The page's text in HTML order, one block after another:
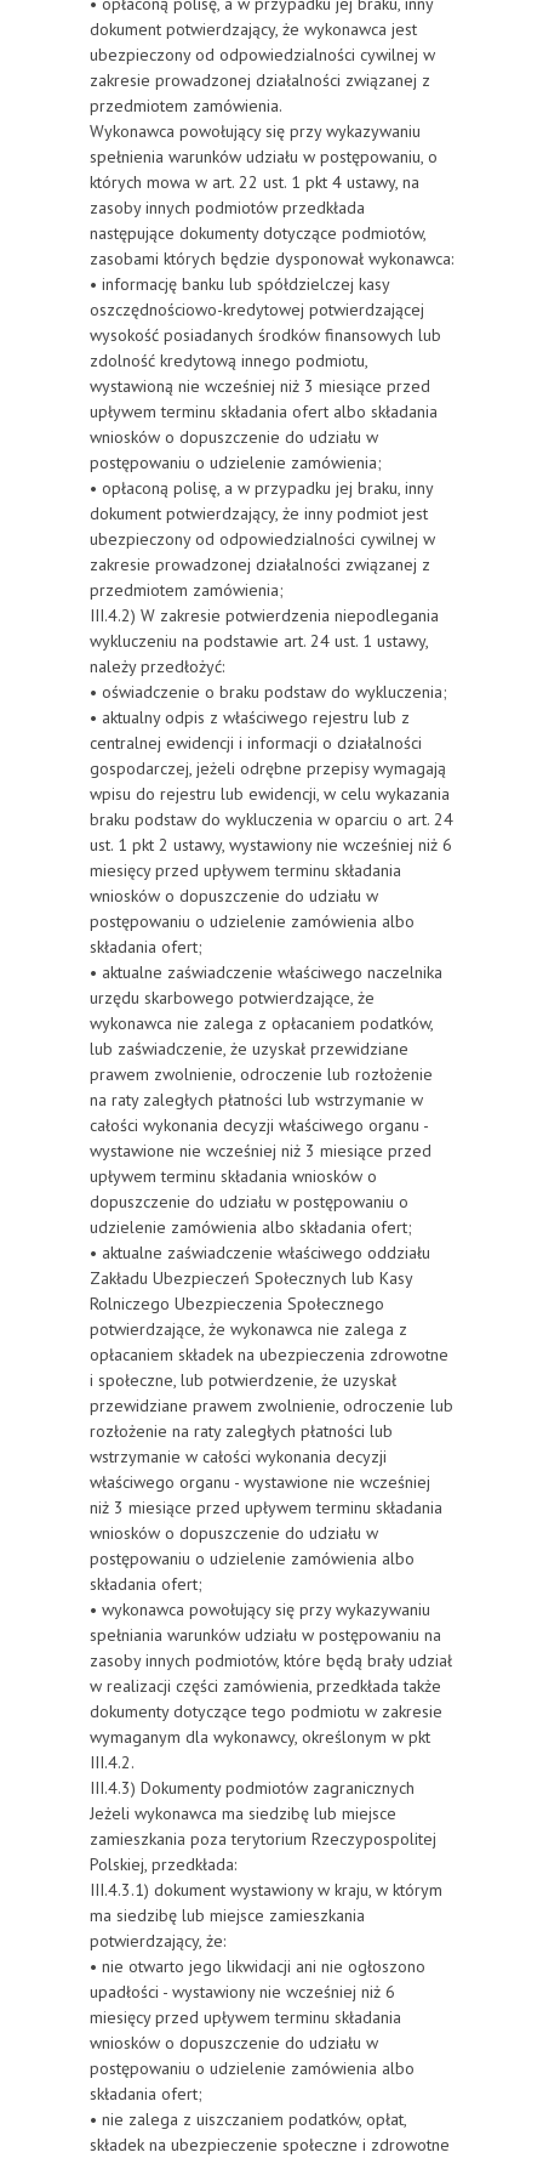
dokument potwierdzający, że wykonawca jest
ubezpieczony od odpowiedzialności cywilnej w
zakresie prowadzonej działalności związanej z
przedmiotem zamówienia.
Wykonawca powołujący się przy wykazywaniu
spełnienia warunków udziału w postępowaniu, o
których mowa w art. 22 ust. 1 pkt 4 ustawy, na
zasoby innych podmiotów przedkłada
następujące dokumenty dotyczące podmiotów,
zasobami których będzie dysponował wykonawca:
• informację banku lub spółdzielczej kasy
oszczędnościowo-kredytowej potwierdzającej
wysokość posiadanych środków finansowych lub
zdolność kredytową innego podmiotu,
wystawioną nie wcześniej niż 3 miesiące przed
upływem terminu składania ofert albo składania
wniosków o dopuszczenie do udziału w
postępowaniu o udzielenie zamówienia;
• opłaconą polisę, a w przypadku jej braku, inny
dokument potwierdzający, że inny podmiot jest
ubezpieczony od odpowiedzialności cywilnej w
zakresie prowadzonej działalności związanej z
przedmiotem zamówienia;
III.4.2) W zakresie potwierdzenia niepodlegania
wykluczeniu na podstawie art. 24 ust. 1 ustawy,
należy przedłożyć:
• oświadczenie o braku podstaw do wykluczenia;
• aktualny odpis z właściwego rejestru lub z
centralnej ewidencji i informacji o działalności
gospodarczej, jeżeli odrębne przepisy wymagają
wpisu do rejestru lub ewidencji, w celu wykazania
braku podstaw do wykluczenia w oparciu o art. 24
ust. 1 pkt 2 ustawy, wystawiony nie wcześniej niż 6
miesięcy przed upływem terminu składania
wniosków o dopuszczenie do udziału w
postępowaniu o udzielenie zamówienia albo
składania ofert;
• aktualne zaświadczenie właściwego naczelnika
urzędu skarbowego potwierdzające, że
wykonawca nie zalega z opłacaniem podatków,
lub zaświadczenie, że uzyskał przewidziane
prawem zwolnienie, odroczenie lub rozłożenie
na raty zaległych płatności lub wstrzymanie w
całości wykonania decyzji właściwego organu -
wystawione nie wcześniej niż 3 miesiące przed
upływem terminu składania wniosków o
dopuszczenie do udziału w postępowaniu o
udzielenie zamówienia albo składania ofert;
• aktualne zaświadczenie właściwego oddziału
Zakładu Ubezpieczeń Społecznych lub Kasy
Rolniczego Ubezpieczenia Społecznego
potwierdzające, że wykonawca nie zalega z
opłacaniem składek na ubezpieczenia zdrowotne
i społeczne, lub potwierdzenie, że uzyskał
przewidziane prawem zwolnienie, odroczenie lub
rozłożenie na raty zaległych płatności lub
wstrzymanie w całości wykonania decyzji
właściwego organu - wystawione nie wcześniej
niż 3 miesiące przed upływem terminu składania
wniosków o dopuszczenie do udziału w
postępowaniu o udzielenie zamówienia albo
składania ofert;
• wykonawca powołujący się przy wykazywaniu
spełniania warunków udziału w postępowaniu na
zasoby innych podmiotów, które będą brały udział
w realizacji części zamówienia, przedkłada także
dokumenty dotyczące tego podmiotu w zakresie
wymaganym dla wykonawcy, określonym w pkt
III.4.2.
III.4.3) Dokumenty podmiotów zagranicznych
Jeżeli wykonawca ma siedzibę lub miejsce
zamieszkania poza terytorium Rzeczypospolitej
Polskiej, przedkłada:
III.4.3.1) dokument wystawiony w kraju, w którym
ma siedzibę lub miejsce zamieszkania
potwierdzający, że:
• nie otwarto jego likwidacji ani nie ogłoszono
upadłości - wystawiony nie wcześniej niż 6
miesięcy przed upływem terminu składania
wniosków o dopuszczenie do udziału w
postępowaniu o udzielenie zamówienia albo
składania ofert;
• nie zalega z uiszczaniem podatków, opłat,
składek na ubezpieczenie społeczne i zdrowotne